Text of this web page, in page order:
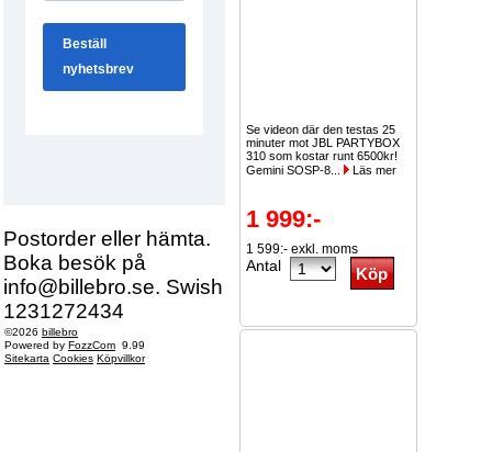
Postorder eller hämta.
Boka besök på
info@billebro.se. Swish
1231272434
©2026 billebro
Powered by FozzCom 9.99
Sitekarta Cookies Köpvillkor
Se videon där den testas 25
minuter mot JBL PARTYBOX
310 som kostar runt 6500kr!
Gemini SOSP-8...
Läs mer
1 999:-
1 599:- exkl. moms
Antal